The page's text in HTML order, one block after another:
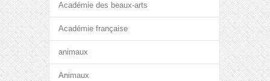
Académie des beaux-arts
Académie française
animaux
Animaux